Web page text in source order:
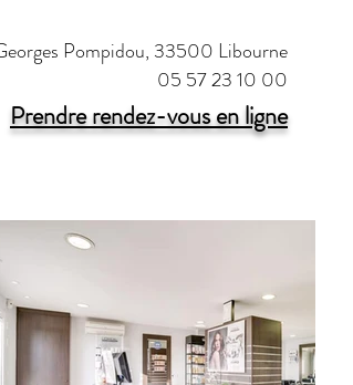
Pompidou, 33500 Libourne
05 57 23 10 00
Prendre rendez-vous en ligne